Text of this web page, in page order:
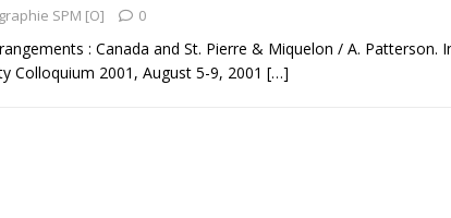
SPM [O] 0
: Canada and St. Pierre & Miquelon / A. Patterson.
Colloquium 2001, August 5-9, 2001 […]